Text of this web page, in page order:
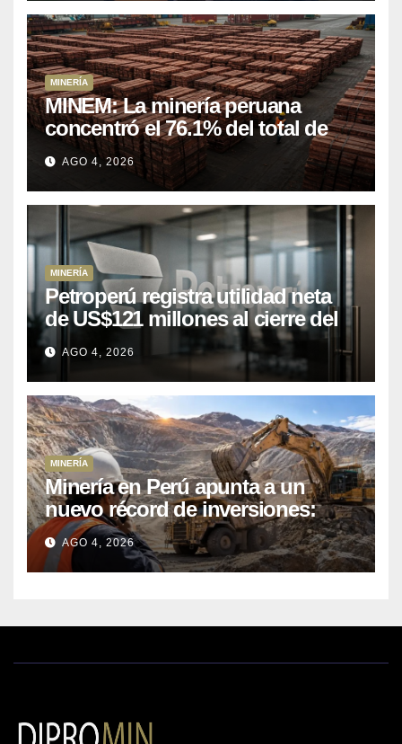
MINERÍA
MINEM: La minería peruana
concentró el 76.1% del total de
las exportaciones nacionales
entre enero y abril de 2026
AGO 4, 2026
MINERÍA
Petroperú registra utilidad neta
de US$121 millones al cierre del
primer semestre 2026
AGO 4, 2026
MINERÍA
Minería en Perú apunta a un
nuevo récord de inversiones:
crecen los petitorios y el FMI
insta a destrabar proyectos
AGO 4, 2026